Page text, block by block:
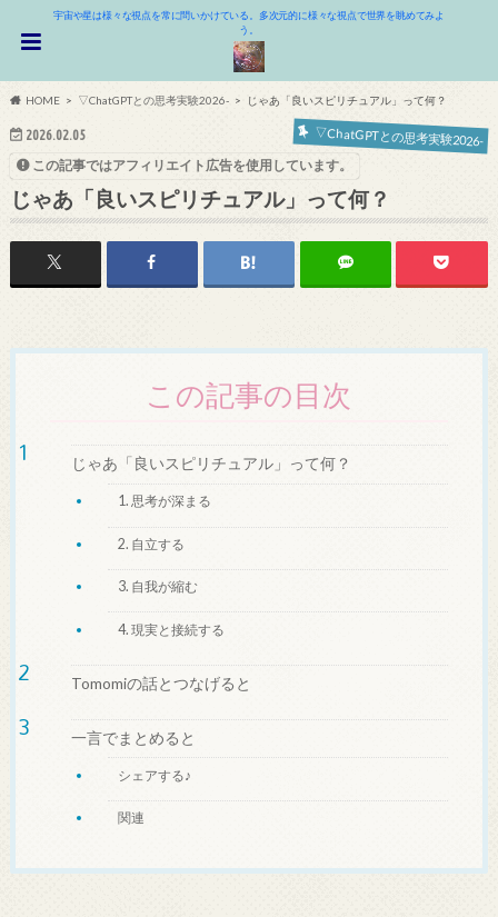
宇宙や星は様々な視点を常に問いかけている。多次元的に様々な視点で世界を眺めてみよ
う。
HOME ▽ChatGPTとの思考実験2026- じゃあ「良いスピリチュアル」って何？
2026.02.05 ▽ChatGPTとの思考実験2026-
この記事ではアフィリエイト広告を使用しています。
じゃあ「良いスピリチュアル」って何？
この記事の目次
じゃあ「良いスピリチュアル」って何？
1. 思考が深まる
2. 自立する
3. 自我が縮む
4. 現実と接続する
Tomomiの話とつなげると
一言でまとめると
シェアする♪
関連